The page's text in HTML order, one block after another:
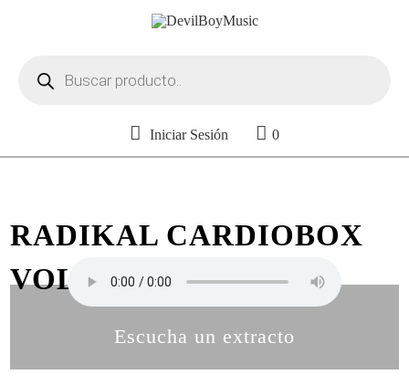
productos
Iniciar Sesión 0
RADIKAL CARDIOBOX
VOL. 32
Escucha un extracto